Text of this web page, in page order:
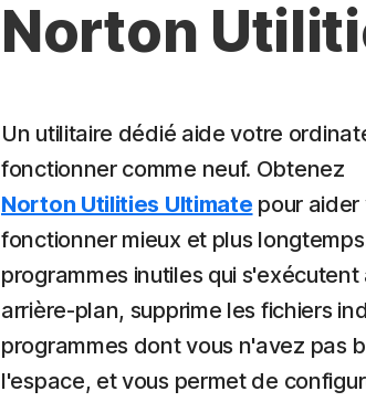
Norton
Un utilitaire dédié aide votre
fonctionner comme neuf. Obtenez
Norton Utilities Ultimate pour aider
fonctionner mieux et plus
programmes inutiles qui
arrière-plan, supprime les fichiers
programmes dont vous n'avez pas
l'espace, et vous permet de